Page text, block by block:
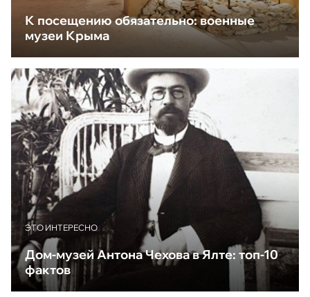
К посещению обязательно: военные
музеи Крыма
ЭТО ИНТЕРЕСНО
Дом-музей Антона Чехова в Ялте: топ-10
фактов